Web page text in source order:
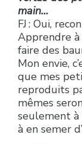
main…
FJ : Oui,
Apprendre à
faire des
Mon envie,
que mes
reproduits
mêmes
seulement à
à en semer